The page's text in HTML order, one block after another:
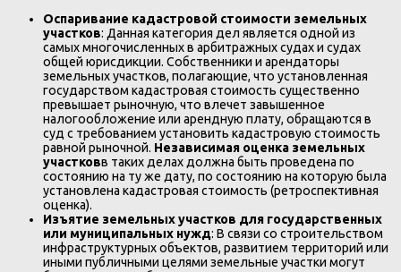
Оспаривание кадастровой стоимости земельных
участков: Данная категория дел является одной из
самых многочисленных в арбитражных судах и судах
общей юрисдикции. Собственники и арендаторы
земельных участков, полагающие, что установленная
государством кадастровая стоимость существенно
превышает рыночную, что влечет завышенное
налогообложение или арендную плату, обращаются в
суд с требованием установить кадастровую стоимость
равной рыночной. Независимая оценка земельных
участковв таких делах должна быть проведена по
состоянию на ту же дату, по состоянию на которую была
установлена кадастровая стоимость (ретроспективная
оценка).
Изъятие земельных участков для государственных
или муниципальных нужд: В связи со строительством
инфраструктурных объектов, развитием территорий или
иными публичными целями земельные участки могут